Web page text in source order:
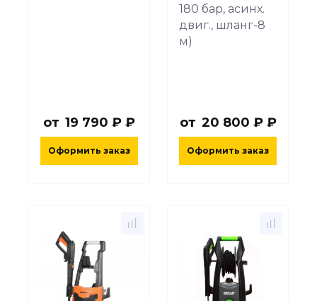
от 19 790 ₽ ₽
Оформить заказ
180 бар, асинх.
двиг., шланг-8
м)
от 20 800 ₽ ₽
Оформить заказ